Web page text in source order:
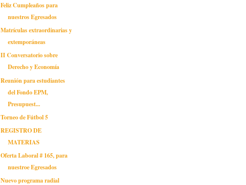
Feliz Cumpleaños para
nuestros Egresados
Matrículas extraordinarias y
extemporáneas
II Conversatorio sobre
Derecho y Economía
Reunión para estudiantes
del Fondo EPM,
Presupuest...
Torneo de Fútbol 5
REGISTRO DE
MATERIAS
Oferta Laboral # 165, para
nuestroe Egresados
Nuevo programa radial